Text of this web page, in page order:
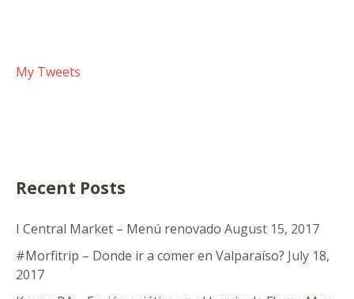
My Tweets
Recent Posts
I Central Market – Menú renovado August 15, 2017
#Morfitrip – Donde ir a comer en Valparaíso? July 18,
2017